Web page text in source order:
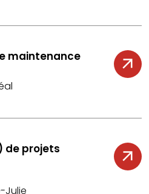
maintenance
de projets
Julie